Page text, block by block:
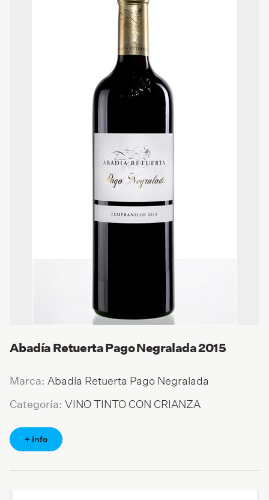
Abadía Retuerta Pago Negralada 2015
Marca: Abadía Retuerta Pago Negralada
Categoría: VINO TINTO CON CRIANZA
+ info